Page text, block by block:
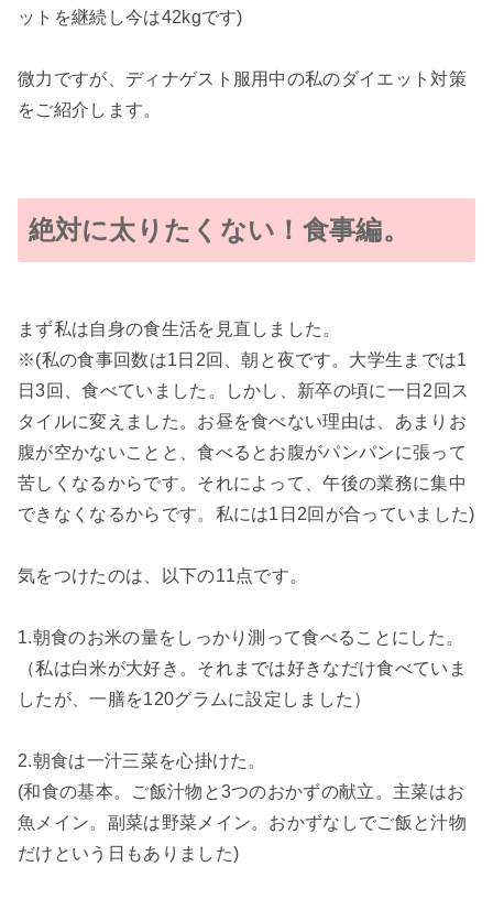
ットを継続し今は42kgです)
微力ですが、ディナゲスト服用中の私のダイエット対策
をご紹介します。
絶対に太りたくない！食事編。
まず私は自身の食生活を見直しました。
※(私の食事回数は1日2回、朝と夜です。大学生までは1
日3回、食べていました。しかし、新卒の頃に一日2回ス
タイルに変えました。お昼を食べない理由は、あまりお
腹が空かないことと、食べるとお腹がパンパンに張って
苦しくなるからです。それによって、午後の業務に集中
できなくなるからです。私には1日2回が合っていました)
気をつけたのは、以下の11点です。
1.朝食のお米の量をしっかり測って食べることにした。
（私は白米が大好き。それまでは好きなだけ食べていま
したが、一膳を120グラムに設定しました）
2.朝食は一汁三菜を心掛けた。
(和食の基本。ご飯汁物と3つのおかずの献立。主菜はお
魚メイン。副菜は野菜メイン。おかずなしでご飯と汁物
だけという日もありました)